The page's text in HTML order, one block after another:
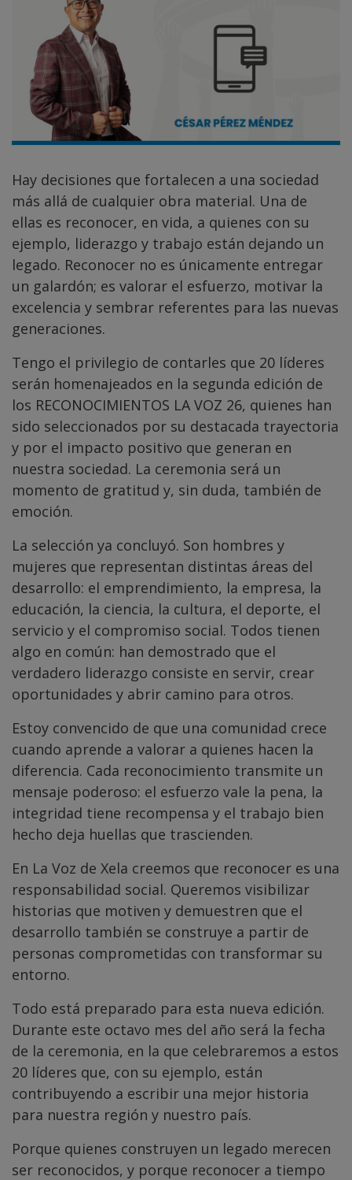
Hay decisiones que fortalecen a una sociedad
más allá de cualquier obra material. Una de
ellas es reconocer, en vida, a quienes con su
ejemplo, liderazgo y trabajo están dejando un
legado. Reconocer no es únicamente entregar
un galardón; es valorar el esfuerzo, motivar la
excelencia y sembrar referentes para las nuevas
generaciones.
Tengo el privilegio de contarles que 20 líderes
serán homenajeados en la segunda edición de
los RECONOCIMIENTOS LA VOZ 26, quienes han
sido seleccionados por su destacada trayectoria
y por el impacto positivo que generan en
nuestra sociedad. La ceremonia será un
momento de gratitud y, sin duda, también de
emoción.
La selección ya concluyó. Son hombres y
mujeres que representan distintas áreas del
desarrollo: el emprendimiento, la empresa, la
educación, la ciencia, la cultura, el deporte, el
servicio y el compromiso social. Todos tienen
algo en común: han demostrado que el
verdadero liderazgo consiste en servir, crear
oportunidades y abrir camino para otros.
Estoy convencido de que una comunidad crece
cuando aprende a valorar a quienes hacen la
diferencia. Cada reconocimiento transmite un
mensaje poderoso: el esfuerzo vale la pena, la
integridad tiene recompensa y el trabajo bien
hecho deja huellas que trascienden.
En La Voz de Xela creemos que reconocer es una
responsabilidad social. Queremos visibilizar
historias que motiven y demuestren que el
desarrollo también se construye a partir de
personas comprometidas con transformar su
entorno.
Todo está preparado para esta nueva edición.
Durante este octavo mes del año será la fecha
de la ceremonia, en la que celebraremos a estos
20 líderes que, con su ejemplo, están
contribuyendo a escribir una mejor historia
para nuestra región y nuestro país.
Porque quienes construyen un legado merecen
ser reconocidos, y porque reconocer a tiempo